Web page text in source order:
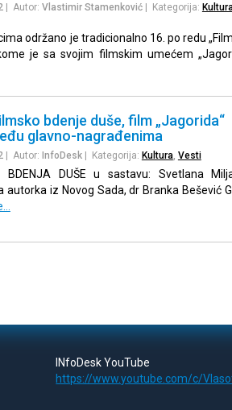
| Autor: Vlastimir Stamenković| Kategorija:
održano je tradicionalno 16. po redu
je sa svojim filmskim umećem
bdenje duše, film „Jagorida“
glavno-nagrađenima
| Autor: InfoDesk| Kategorija: Kultura, Vesti
BDENJA DUŠE u sastavu: Svetlana
iz Novog Sada, dr Branka Bešević
INfoDesk YouTube
https://www.youtube.com/c/